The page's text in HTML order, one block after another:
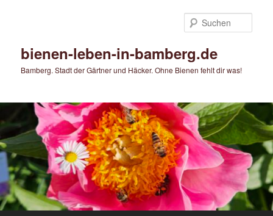
bienen-leben-in-bamberg.de
Bamberg. Stadt der Gärtner und Häcker. Ohne Bienen fehlt dir was!